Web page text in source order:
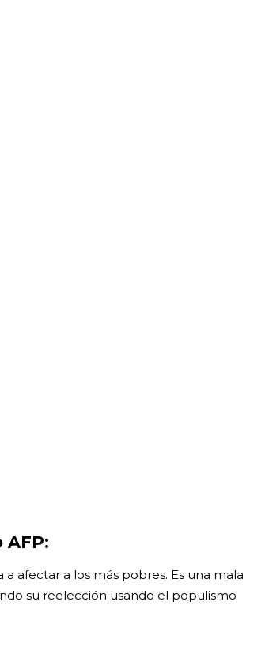
AFP:
afectar a los más pobres. Es una mala
su reelección usando el populismo